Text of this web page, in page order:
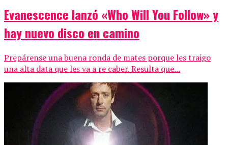
Evanescence lanzó «Who Will You Follow» y
hay nuevo disco en camino
Prepárense una buena ronda de mates porque les traigo
una alta data que les va a re caber. Resulta que...